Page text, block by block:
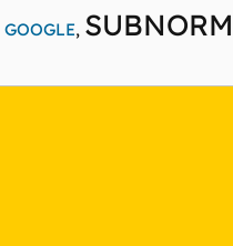
GOOGLE,